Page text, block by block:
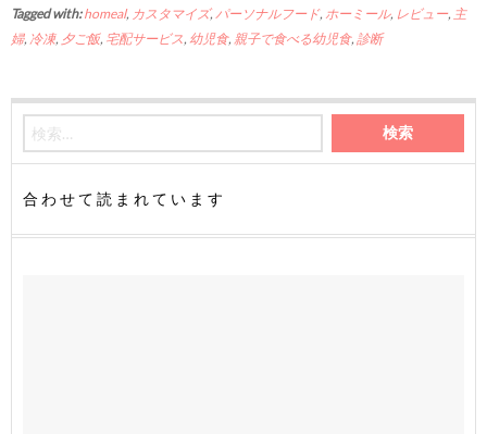
Tagged with: homeal, カスタマイズ, パーソナルフード, ホーミール, レビュー, 主
婦, 冷凍, 夕ご飯, 宅配サービス, 幼児食, 親子で食べる幼児食, 診断
合わせて読まれています